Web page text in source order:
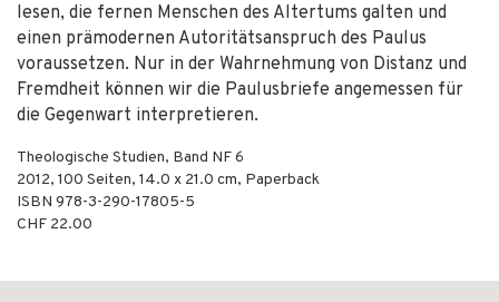
lesen, die fernen Menschen des Altertums galten und
einen prämodernen Autoritätsanspruch des Paulus
voraussetzen. Nur in der Wahrnehmung von Distanz und
Fremdheit können wir die Paulusbriefe angemessen für
die Gegenwart interpretieren.
Theologische Studien, Band NF 6
2012, 100 Seiten, 14.0 x 21.0 cm, Paperback
ISBN 978-3-290-17805-5
CHF 22.00